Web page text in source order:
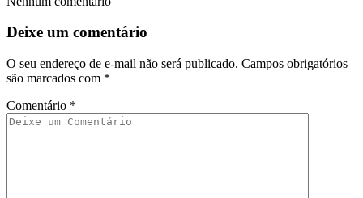
Deixe um comentário
O seu endereço de e-mail não será publicado. Campos obrigatórios
são marcados com *
Comentário *